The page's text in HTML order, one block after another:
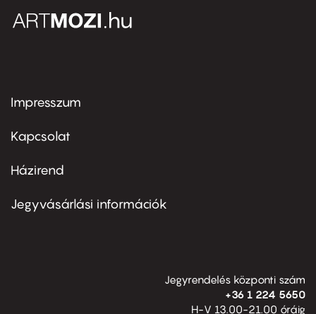
Footer
first
Impresszum
Kapcsolat
Footer
second
Házirend
Jegyvásárlási információk
Jegyrendelés központi szám
+36 1 224 5650
H-V 13.00-21.00 óráig